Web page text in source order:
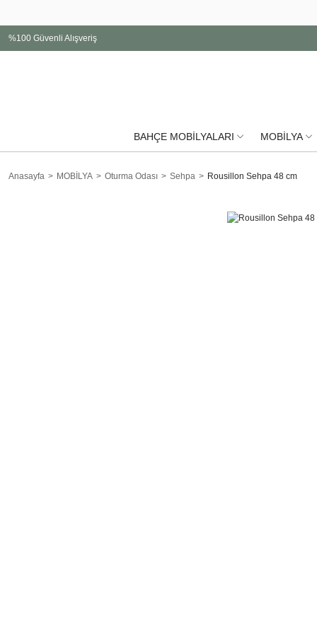
%100 Güvenli Alışveriş
BAHÇE MOBİLYALARI MOBİLYA
Anasayfa MOBİLYA Oturma Odası Sehpa Rousillon Sehpa 48 cm